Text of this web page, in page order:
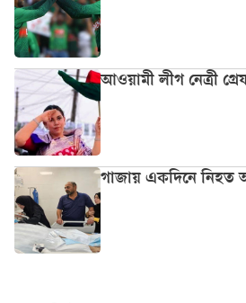
আওয়ামী লীগ নেত্রী
গাজায় একদিনে নিহত